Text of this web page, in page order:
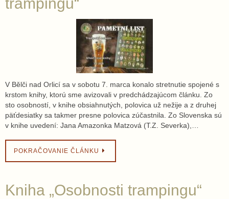
trampingu“
V Bělči nad Orlicí sa v sobotu 7. marca konalo stretnutie spojené s
krstom knihy, ktorú sme avizovali v predchádzajúcom článku. Zo
sto osobností, v knihe obsiahnutých, polovica už nežije a z druhej
päťdesiatky sa takmer presne polovica zúčastnila. Zo Slovenska sú
v knihe uvedení: Jana Amazonka Matzová (T.Z. Severka),…
POKRAČOVANIE ČLÁNKU
Kniha „Osobnosti trampingu“